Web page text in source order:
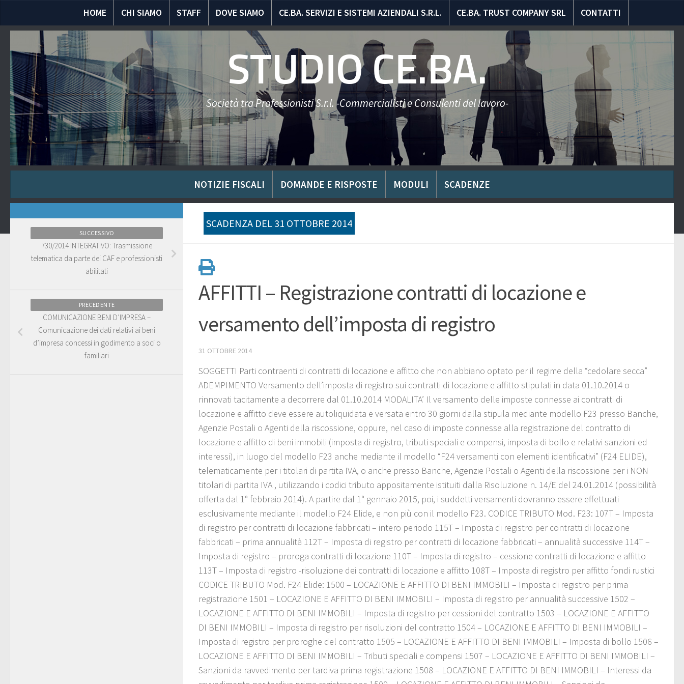
HOME CHI SIAMO STAFF DOVE SIAMO CE.BA. SERVIZI E SISTEMI AZIENDALI S.R.L. CE.BA. TRUST COMPANY SRL CONTATTI
STUDIO CE.BA.
Società tra Professionisti S.r.l. -Commercialisti e Consulenti del lavoro-
NOTIZIE FISCALI DOMANDE E RISPOSTE MODULI SCADENZE
SCADENZA DEL 31 OTTOBRE 2014
AFFITTI – Registrazione contratti di locazione e
versamento dell’imposta di registro
31 OTTOBRE 2014
SOGGETTI Parti contraenti di contratti di locazione e affitto che non abbiano optato per il regime della “cedolare secca”
ADEMPIMENTO Versamento dell’imposta di registro sui contratti di locazione e affitto stipulati in data 01.10.2014 o
rinnovati tacitamente a decorrere dal 01.10.2014 MODALITA’ Il versamento delle imposte connesse ai contratti di
locazione e affitto deve essere autoliquidata e versata entro 30 giorni dalla stipula mediante modello F23 presso Banche,
Agenzie Postali o Agenti della riscossione, oppure, nel caso di imposte connesse alla registrazione del contratto di
locazione e affitto di beni immobili (imposta di registro, tributi speciali e compensi, imposta di bollo e relativi sanzioni ed
interessi), in luogo del modello F23 anche mediante il modello “F24 versamenti con elementi identificativi” (F24 ELIDE),
telematicamente per i titolari di partita IVA, o anche presso Banche, Agenzie Postali o Agenti della riscossione per i NON
titolari di partita IVA , utilizzando i codici tributo appositamente istituiti dalla Risoluzione n. 14/E del 24.01.2014 (possibilità
offerta dal 1° febbraio 2014). A partire dal 1° gennaio 2015, poi, i suddetti versamenti dovranno essere effettuati
esclusivamente mediante il modello F24 Elide, e non più con il modello F23. CODICE TRIBUTO Mod. F23: 107T – Imposta
di registro per contratti di locazione fabbricati – intero periodo 115T – Imposta di registro per contratti di locazione
fabbricati – prima annualità 112T – Imposta di registro per contratti di locazione fabbricati – annualità successive 114T –
Imposta di registro – proroga contratti di locazione 110T – Imposta di registro – cessione contratti di locazione e affitto
113T – Imposta di registro -risoluzione dei contratti di locazione e affitto 108T – Imposta di registro per affitto fondi rustici
CODICE TRIBUTO Mod. F24 Elide: 1500 – LOCAZIONE E AFFITTO DI BENI IMMOBILI – Imposta di registro per prima
registrazione 1501 – LOCAZIONE E AFFITTO DI BENI IMMOBILI – Imposta di registro per annualità successive 1502 –
LOCAZIONE E AFFITTO DI BENI IMMOBILI – Imposta di registro per cessioni del contratto 1503 – LOCAZIONE E AFFITTO
DI BENI IMMOBILI – Imposta di registro per risoluzioni del contratto 1504 – LOCAZIONE E AFFITTO DI BENI IMMOBILI –
Imposta di registro per proroghe del contratto 1505 – LOCAZIONE E AFFITTO DI BENI IMMOBILI – Imposta di bollo 1506 –
LOCAZIONE E AFFITTO DI BENI IMMOBILI – Tributi speciali e compensi 1507 – LOCAZIONE E AFFITTO DI BENI IMMOBILI –
Sanzioni da ravvedimento per tardiva prima registrazione 1508 – LOCAZIONE E AFFITTO DI BENI IMMOBILI – Interessi da
SUCCESSIVO
730/2014 INTEGRATIVO: Trasmissione
telematica da parte dei CAF e professionisti
abilitati
PRECEDENTE
COMUNICAZIONE BENI D’IMPRESA –
Comunicazione dei dati relativi ai beni
d’impresa concessi in godimento a soci o
familiari